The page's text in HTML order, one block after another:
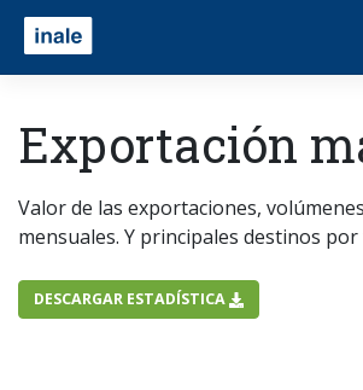
Exportación
Valor de las exportaciones,
mensuales. Y principales destinos
DESCARGAR ESTADÍSTICA